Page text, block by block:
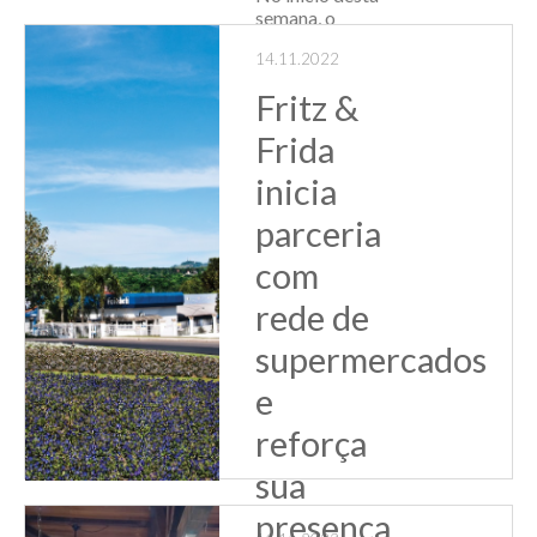
semana, o
através do
Qualificar realizou
in company na
associada
Distribuidora de
Papeis Braile. Na
ocasião, a equipe
acadêmica da
Factum, ...
Leia Mais
14.11.2022
Fritz &
Frida
inicia
parceria
com
rede de
supermercados
e
reforça
sua
presença